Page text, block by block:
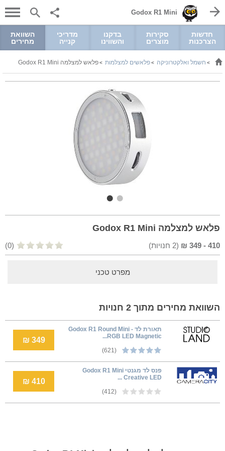
Godox R1 Mini
חדשות
הצרכנות
סקירות
מוצרים
בדקנו
והשווינו
מדריכי
קנייה
השוואת
מחירים
> חשמל ואלקטרוניקה >פלאשים למצלמות >פלאש למצלמה Godox R1 Mini
פלאש למצלמה Godox R1 Mini
410
-
349
₪
(
2 חנויות) (0)
מפרט טכני
השוואת מחירים מתוך 2 חנויות
תאורת לד - Godox R1 Round Mini
RGB LED Magnetic...
(621)
349 ₪
פנס לד מגנטי Godox R1 Mini
Creative LED ...
(412)
410 ₪